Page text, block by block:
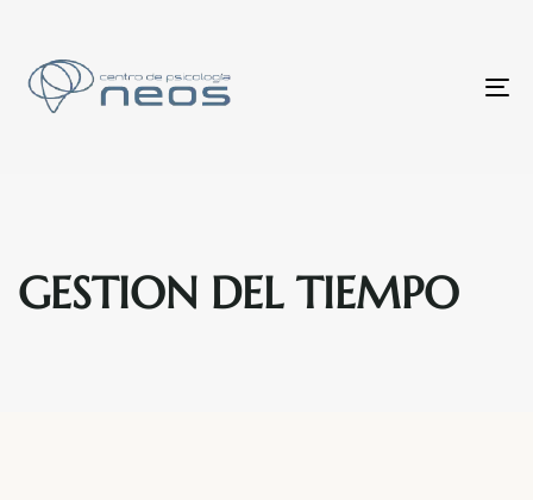
GESTION DEL TIEMPO